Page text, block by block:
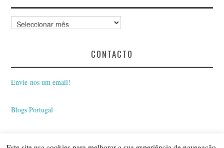
Arquivo
CONTACTO
Envie-nos um email!
Blogs Portugal